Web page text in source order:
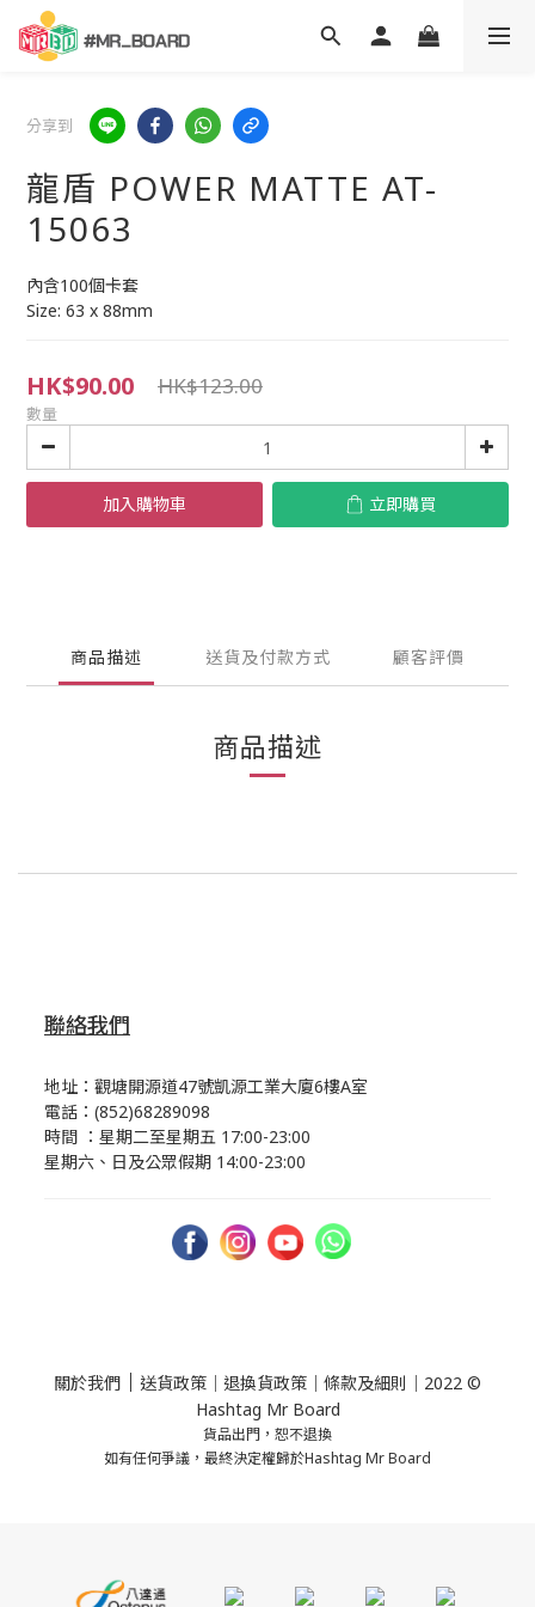
分享到
龍盾 POWER MATTE AT-
15063
內含100個卡套
Size: 63 x 88mm
HK$90.00 HK$123.00
數量
加入購物車 立即購買
商品描述 送貨及付款方式 顧客評價
商品描述
聯絡我們
地址：觀塘開源道47號凱源工業大廈6樓A室
電話：(852)68289098
時間 ：星期二至星期五 17:00-23:00
星期六、日及公眾假期 14:00-23:00
關於我們 ｜ 送貨政策 ｜ 退換貨政策 ｜ 條款及細則 ｜2022 ©
Hashtag Mr Board
貨品出門，恕不退換
如有任何爭議，最終決定權歸於Hashtag Mr Board